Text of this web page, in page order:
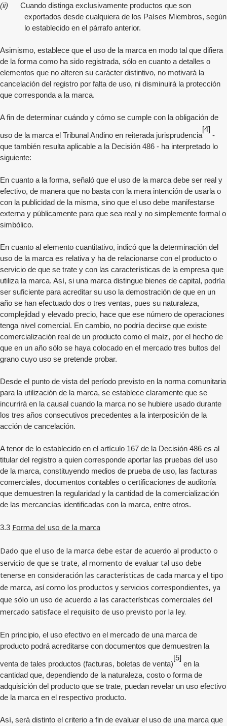
(ii)
Cuando distinga exclusivamente productos que son
exportados desde cualquiera de los Países Miembros, según
lo establecido en el párrafo anterior.
Asimismo, establece que el uso de la marca en modo tal que difiera
de la forma como ha sido registrada, sólo en cuanto a detalles o
elementos que no alteren su carácter distintivo, no motivará la
cancelación del registro por falta de uso, ni disminuirá la protección
que corresponda a la marca.
A fin de determinar cuándo y cómo se cumple con la obligación de
uso de la marca el Tribunal Andino en reiterada jurisprudencia
[4]
-
que también resulta aplicable a la Decisión 486 - ha interpretado lo
siguiente:
En cuanto a la forma, señaló que el uso de la marca debe ser real y
efectivo, de manera que no basta con la mera intención de usarla o
con la publicidad de la misma, sino que el uso debe manifestarse
externa y públicamente para que sea real y no simplemente formal o
simbólico.
En cuanto al elemento cuantitativo, indicó que la determinación del
uso de la marca es relativa y ha de relacionarse con el producto o
servicio de que se trate y con las características de la empresa que
utiliza la marca. Así, si una marca distingue bienes de capital, podría
ser suficiente para acreditar su uso la demostración de que en un
año se han efectuado dos o tres ventas, pues su naturaleza,
complejidad y elevado precio, hace que ese número de operaciones
tenga nivel comercial. En cambio, no podría decirse que existe
comercialización real de un producto como el maíz, por el hecho de
que en un año sólo se haya colocado en el mercado tres bultos del
grano cuyo uso se pretende probar.
Desde el punto de vista del período previsto en la norma comunitaria
para la utilización de la marca, se establece claramente que se
incurrirá en la causal cuando la marca no se hubiere usado durante
los tres años consecutivos precedentes a la interposición de la
acción de cancelación.
A tenor de lo establecido en el artículo 167 de la Decisión 486 es al
titular del registro a quien corresponde aportar las pruebas del uso
de la marca, constituyendo medios de prueba de uso, las facturas
comerciales, documentos contables o certificaciones de auditoría
que demuestren la regularidad y la cantidad de la comercialización
de las mercancías identificadas con la marca, entre otros.
3.3 Forma del uso de la marca
Dado que el uso de la marca debe estar de acuerdo al producto o
servicio de que se trate, al momento de evaluar tal uso debe
tenerse en consideración las características de cada marca y el tipo
de marca, así como los productos y servicios correspondientes, ya
que sólo un uso de acuerdo a las características comerciales del
mercado satisface el requisito de uso previsto por la ley.
En principio, el uso efectivo en el mercado de una marca de
producto podrá acreditarse con documentos que demuestren la
venta de tales productos (facturas, boletas de venta)
[5]
en la
cantidad que, dependiendo de la naturaleza, costo o forma de
adquisición del producto que se trate, puedan revelar un uso efectivo
de la marca en el respectivo producto.
Así, será distinto el criterio a fin de evaluar el uso de una marca que